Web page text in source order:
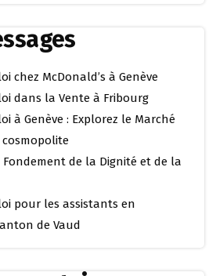
chez McDonald’s à Genève
dans la Vente à Fribourg
à Genève : Explorez le Marché
Fondement de la Dignité et de la
pour les assistants en
de Vaud